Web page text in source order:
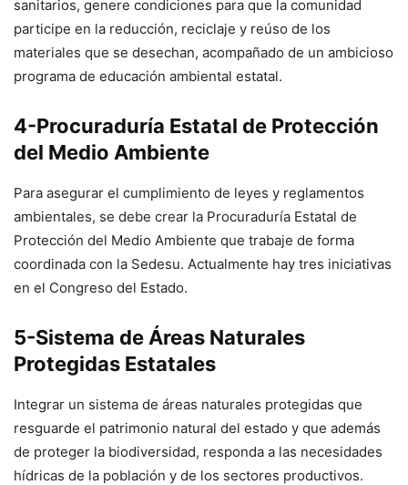
sanitarios, genere condiciones para que la comunidad
participe en la reducción, reciclaje y reúso de los
materiales que se desechan, acompañado de un ambicioso
programa de educación ambiental estatal.
4-Procuraduría Estatal de Protección
del Medio Ambiente
Para asegurar el cumplimiento de leyes y reglamentos
ambientales, se debe crear la Procuraduría Estatal de
Protección del Medio Ambiente que trabaje de forma
coordinada con la Sedesu. Actualmente hay tres iniciativas
en el Congreso del Estado.
5-Sistema de Áreas Naturales
Protegidas Estatales
Integrar un sistema de áreas naturales protegidas que
resguarde el patrimonio natural del estado y que además
de proteger la biodiversidad, responda a las necesidades
hídricas de la población y de los sectores productivos.